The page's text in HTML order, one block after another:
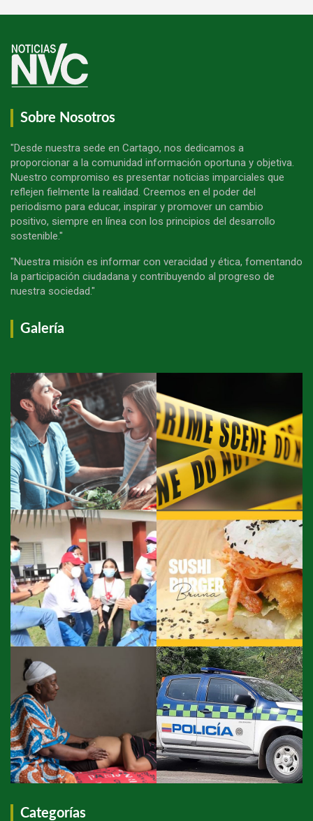
Sobre Nosotros
"Desde nuestra sede en Cartago, nos dedicamos a
proporcionar a la comunidad información oportuna y objetiva.
Nuestro compromiso es presentar noticias imparciales que
reflejen fielmente la realidad. Creemos en el poder del
periodismo para educar, inspirar y promover un cambio
positivo, siempre en línea con los principios del desarrollo
sostenible."
"Nuestra misión es informar con veracidad y ética, fomentando
la participación ciudadana y contribuyendo al progreso de
nuestra sociedad."
Galería
Categorías